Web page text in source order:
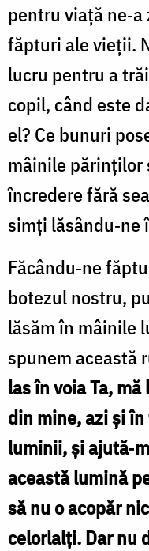
pentru viaţă
făpturi ale vieţii.
lucru pentru a
copil, când este
el? Ce bunuri
mâinile părinţilor
încredere fără
simţi lăsându‑ne
Făcându‑ne
botezul nostru,
lăsăm în mâinile
spunem această
las în voia Ta,
din mine, azi şi
luminii, şi
această lumină
să nu o acopăr
celorlalţi. Dar nu